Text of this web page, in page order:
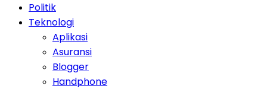
Politik
Teknologi
Aplikasi
Asuransi
Blogger
Handphone